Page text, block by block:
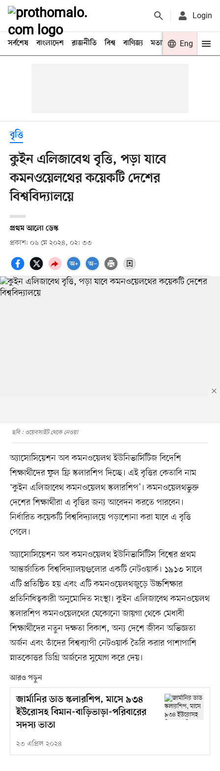
Login
সর্বশেষ বাংলাদেশ রাজনীতি বিশ্ব বাণিজ্য মতামত খেলা
Eng
বৃত্তি
কুইন এলিজাবেথ বৃত্তি, পড়া যাবে
কমনওয়েলথের কয়েকটি দেশের
বিশ্ববিদ্যালয়ে
প্রথম আলো ডেস্ক
প্রকাশ: ০৬ মে ২০২৪, ০২: ৩৩
ছবি : ওয়েবসাইট থেকে নেওয়া
অ্যাসোসিয়েশন অব কমনওয়েলথ ইউনিভার্সিটিজ বিদেশি
শিক্ষার্থীদের ফুল ফ্রি স্কলারশিপ দিচ্ছে। এই বৃত্তির কেতাবি নাম
‘কুইন এলিজাবেথ কমনওয়েলথ স্কলারশিপ’। কমনওয়েলথভুক্ত
দেশের শিক্ষার্থীরা এ বৃত্তির জন্য আবেদন করতে পারবেন।
নির্ধারিত কয়েকটি বিশ্ববিদ্যালয়ে পড়াশোনা করা যাবে এ বৃত্তি
পেলে।
অ্যাসোসিয়েশন অব কমনওয়েলথ ইউনিভার্সিটিস বিশ্বের প্রথম
আন্তর্জাতিক বিশ্ববিদ্যালয়গুলোর একটি নেটওয়ার্ক। ১৯১৩ সালে
এটি প্রতিষ্ঠিত হয় এবং এটি কমনওয়েলথজুড়ে উচ্চশিক্ষার
প্রতিনিধিত্বকারী অনুমোদিত সংস্থা। কুইন এলিজাবেথ কমনওয়েলথ
স্কলারশিপ কমনওয়েলথের যেকোনো জায়গা থেকে মেধাবী
শিক্ষার্থীদের নতুন দক্ষতা বিকাশ, অন্য দেশে জীবন অভিজ্ঞতা
অর্জন এবং তাঁদের বিশ্বব্যাপী নেটওয়ার্ক তৈরি করার পাশাপাশি
স্নাতকোত্তর ডিগ্রি অর্জনের সুযোগ করে দেয়।
আরও পড়ুন
জার্মানির ডাড স্কলারশিপ, মাসে ৯৩৪
ইউরোসহ বিমান-বাড়িভাড়া-পরিবারের
সদস্য ভাতা
২৩ এপ্রিল ২০২৪